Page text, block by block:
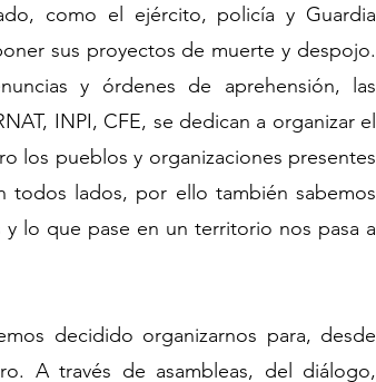
como el ejército, policía y Guardia
sus proyectos de muerte y despojo.
y órdenes de aprehensión, las
INPI, CFE, se dedican a organizar el
los pueblos y organizaciones presentes
todos lados, por ello también sabemos
lo que pase en un territorio nos pasa a
decidido organizarnos para, desde
A través de asambleas, del diálogo,